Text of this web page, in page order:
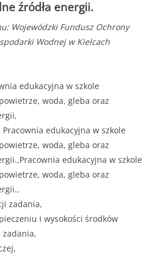
źródła energii.
Wojewódzki Fundusz Ochrony
Wodnej w Kielcach
edukacyjna w szkole
woda, gleba oraz
edukacyjna w szkole
woda, gleba oraz
edukacyjna w szkole
woda, gleba oraz
zadania,
i wysokości środków
zadania,